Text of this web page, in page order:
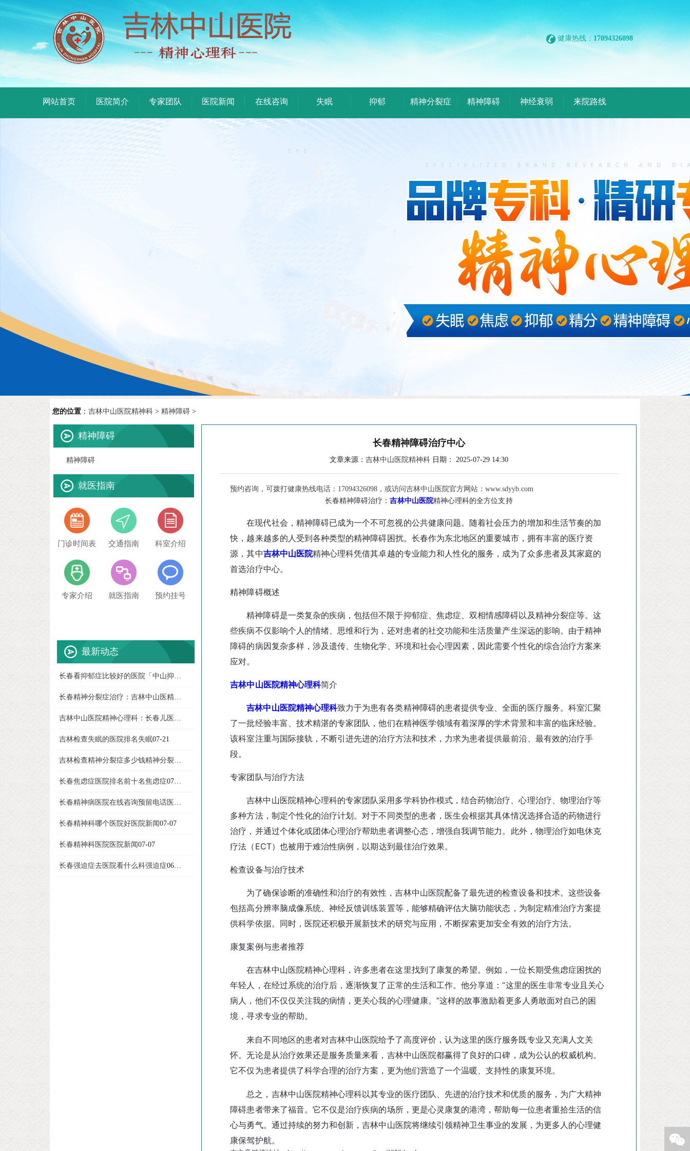
健康热线： 17094326098
网站首页 医院简介 专家团队 医院新闻 在线咨询 失眠 抑郁 精神分裂症 精神障碍 神经衰弱 来院路线
您的位置 ： 吉林中山医院精神科 > 精神障碍 >
精神障碍
精神障碍
就医指南
门诊时间表 交通指南 科室介绍
专家介绍 就医指南 预约挂号
最新动态
长春看抑郁症比较好的医院「中山抑郁症
长春精神分裂症治疗：吉林中山医精神分裂症
吉林中山医院精神心理科：长春儿医院新闻
吉林检查失眠的医院排名失眠07-21
吉林检查精神分裂症多少钱精神分裂症
长春焦虑症医院排名前十名焦虑症07-08
长春精神病医院在线咨询预留电话医院新闻
长春精神科哪个医院好医院新闻07-07
长春精神科医院医院新闻07-07
长春强迫症去医院看什么科强迫症06-26
长春精神障碍治疗中心
文章来源： 吉林中山医院精神科日期： 2025-07-29 14:30
预约咨询，可拨打健康热线电话：17094326098，或访问吉林中山医院官方网站：www.sdyyb.com
长春精神障碍治疗：吉林中山医院精神心理科的全方位支持
在现代社会，精神障碍已成为一个不可忽视的公共健康问题。随着社会压力的增加和生活节奏的加
快，越来越多的人受到各种类型的精神障碍困扰。长春作为东北地区的重要城市，拥有丰富的医疗资
源，其中吉林中山医院精神心理科凭借其卓越的专业能力和人性化的服务，成为了众多患者及其家庭的
首选治疗中心。
精神障碍概述
精神障碍是一类复杂的疾病，包括但不限于抑郁症、焦虑症、双相情感障碍以及精神分裂症等。这
些疾病不仅影响个人的情绪、思维和行为，还对患者的社交功能和生活质量产生深远的影响。由于精神
障碍的病因复杂多样，涉及遗传、生物化学、环境和社会心理因素，因此需要个性化的综合治疗方案来
应对。
吉林中山医院精神心理科简介
吉林中山医院精神心理科致力于为患有各类精神障碍的患者提供专业、全面的医疗服务。科室汇聚
了一批经验丰富、技术精湛的专家团队，他们在精神医学领域有着深厚的学术背景和丰富的临床经验。
该科室注重与国际接轨，不断引进先进的治疗方法和技术，力求为患者提供最前沿、最有效的治疗手
段。
专家团队与治疗方法
吉林中山医院精神心理科的专家团队采用多学科协作模式，结合药物治疗、心理治疗、物理治疗等
多种方法，制定个性化的治疗计划。对于不同类型的患者，医生会根据其具体情况选择合适的药物进行
治疗，并通过个体化或团体心理治疗帮助患者调整心态，增强自我调节能力。此外，物理治疗如电休克
疗法（ECT）也被用于难治性病例，以期达到最佳治疗效果。
检查设备与治疗技术
为了确保诊断的准确性和治疗的有效性，吉林中山医院配备了最先进的检查设备和技术。这些设备
包括高分辨率脑成像系统、神经反馈训练装置等，能够精确评估大脑功能状态，为制定精准治疗方案提
供科学依据。同时，医院还积极开展新技术的研究与应用，不断探索更加安全有效的治疗方法。
康复案例与患者推荐
在吉林中山医院精神心理科，许多患者在这里找到了康复的希望。例如，一位长期受焦虑症困扰的
年轻人，在经过系统的治疗后，逐渐恢复了正常的生活和工作。他分享道：“这里的医生非常专业且关心
病人，他们不仅仅关注我的病情，更关心我的心理健康。”这样的故事激励着更多人勇敢面对自己的困
境，寻求专业的帮助。
来自不同地区的患者对吉林中山医院给予了高度评价，认为这里的医疗服务既专业又充满人文关
怀。无论是从治疗效果还是服务质量来看，吉林中山医院都赢得了良好的口碑，成为公认的权威机构。
它不仅为患者提供了科学合理的治疗方案，更为他们营造了一个温暖、支持性的康复环境。
总之，吉林中山医院精神心理科以其专业的医疗团队、先进的治疗技术和优质的服务，为广大精神
障碍患者带来了福音。它不仅是治疗疾病的场所，更是心灵康复的港湾，帮助每一位患者重拾生活的信
心与勇气。通过持续的努力和创新，吉林中山医院将继续引领精神卫生事业的发展，为更多人的心理健
康保驾护航。